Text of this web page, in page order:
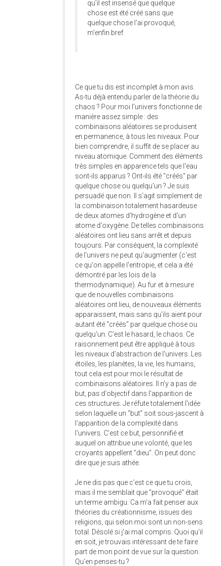
qu'il est insensé que quelque
chose est été créé sans que
quelque chose l'ai provoqué,
m'enfin bref
Ce que tu dis est incomplet à mon avis.
As-tu déjà entendu parler de la théorie du
chaos ? Pour moi l'univers fonctionne de
manière assez simple : des
combinaisons aléatoires se produisent
en permanence, à tous les niveaux. Pour
bien comprendre, il suffit de se placer au
niveau atomique. Comment des éléments
très simples en apparence tels que l'eau
sont-ils apparus ? Ont-ils été "créés" par
quelque chose ou quelqu'un ? Je suis
persuadé que non. Il s'agit simplement de
la combinaison totalement hasardeuse
de deux atomes d'hydrogène et d'un
atome d'oxygène. De telles combinaisons
aléatoires ont lieu sans arrêt et depuis
toujours. Par conséquent, la complexité
de l'univers ne peut qu'augmenter (c'est
ce qu'on appelle l'entropie, et cela a été
démontré par les lois de la
thermodynamique). Au fur et à mesure
que de nouvelles combinaisons
aléatoires ont lieu, de nouveaux éléments
apparaissent, mais sans qu'ils aient pour
autant été "créés" par quelque chose ou
quelqu'un. C'est le hasard, le chaos. Ce
raisonnement peut être appliqué à tous
les niveaux d'abstraction de l'univers. Les
étoiles, les planètes, la vie, les humains,
tout cela est pour moi le résultat de
combinaisons aléatoires. Il n'y a pas de
but, pas d'objectif dans l'apparition de
ces structures. Je réfute totalement l'idée
selon laquelle un "but" soit sous-jascent à
l'apparition de la complexité dans
l'univers. C'est ce but, personnifié et
auquel on attribue une volonté, que les
croyants appellent "dieu". On peut donc
dire que je suis athée.
Je ne dis pas que c'est ce que tu crois,
mais il me semblait que "provoqué" était
un terme ambigu. Ca m'a fait penser aux
théories du créationnisme, issues des
religions, qui selon moi sont un non-sens
total. Désolé si j'ai mal compris. Quoi qu'il
en soit, je trouvais intéressant de te faire
part de mon point de vue sur la question.
Qu'en penses-tu ?